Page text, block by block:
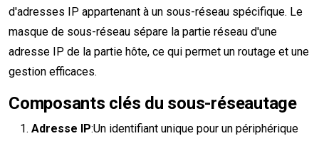
d'adresses IP appartenant à un sous-réseau spécifique. Le
masque de sous-réseau sépare la partie réseau d'une
adresse IP de la partie hôte, ce qui permet un routage et une
gestion efficaces.
Composants clés du sous-réseautage
Adresse IP:Un identifiant unique pour un périphérique